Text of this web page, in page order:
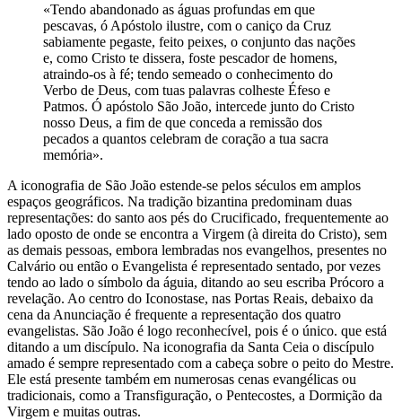
«Tendo abandonado as águas profundas em que
pescavas, ó Apóstolo ilustre, com o caniço da Cruz
sabiamente pegaste, feito peixes, o conjunto das nações
e, como Cristo te dissera, foste pescador de homens,
atraindo-os à fé; tendo semeado o conhecimento do
Verbo de Deus, com tuas palavras colheste Éfeso e
Patmos. Ó apóstolo São João, intercede junto do Cristo
nosso Deus, a fim de que conceda a remissão dos
pecados a quantos celebram de coração a tua sacra
memória».
A iconografia de São João estende-se pelos séculos em amplos
espaços geográficos. Na tradição bizantina predominam duas
representações: do santo aos pés do Crucificado, frequentemente ao
lado oposto de onde se encontra a Virgem (à direita do Cristo), sem
as demais pessoas, embora lembradas nos evangelhos, presentes no
Calvário ou então o Evangelista é representado sentado, por vezes
tendo ao lado o símbolo da águia, ditando ao seu escriba Prócoro a
revelação. Ao centro do Iconostase, nas Portas Reais, debaixo da
cena da Anunciação é frequente a representação dos quatro
evangelistas. São João é logo reconhecível, pois é o único. que está
ditando a um discípulo. Na iconografia da Santa Ceia o discípulo
amado é sempre representado com a cabeça sobre o peito do Mestre.
Ele está presente também em numerosas cenas evangélicas ou
tradicionais, como a Transfiguração, o Pentecostes, a Dormição da
Virgem e muitas outras.